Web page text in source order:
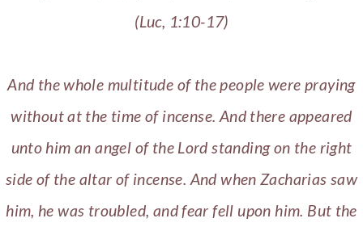
(Luc, 1:10-17)
And the whole multitude of the people were praying
without at the time of incense. And there appeared
unto him an angel of the Lord standing on the right
side of the altar of incense. And when Zacharias saw
him, he was troubled, and fear fell upon him. But the